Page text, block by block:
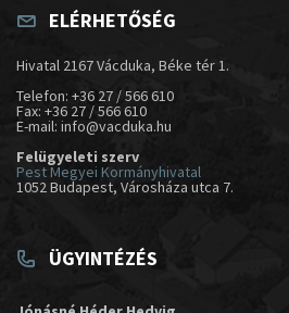
ELÉRHETŐSÉG
Hivatal 2167 Vácduka, Béke tér 1.
Telefon: +36 27 / 566 610
Fax: +36 27 / 566 610
E-mail: info@vacduka.hu
Felügyeleti szerv
Pest Megyei Kormányhivatal
1052 Budapest, Városháza utca 7.
ÜGYINTÉZÉS